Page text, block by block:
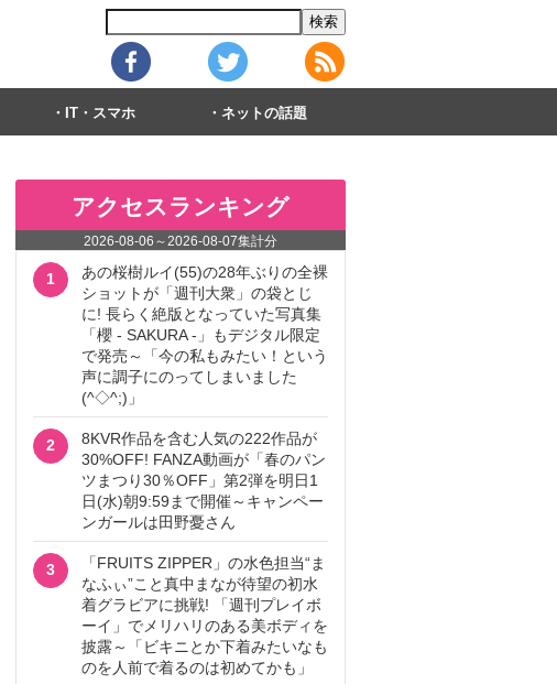
IT・スマホ ネットの話題
アクセスランキング
2026-08-06 ～2026-08-07集計分
1
あの桜樹ルイ(55)の28年ぶりの全裸
ショットが「週刊大衆」の袋とじ
に! 長らく絶版となっていた写真集
「櫻 - SAKURA -」もデジタル限定
で発売～「今の私もみたい！という
声に調子にのってしまいました
(^◇^;)」
2
8KVR作品を含む人気の222作品が
30%OFF! FANZA動画が「春のパン
ツまつり30％OFF」第2弾を明日1
日(水)朝9:59まで開催～キャンペー
ンガールは田野憂さん
3
「FRUITS ZIPPER」の水色担当“ま
なふぃ”こと真中まなが待望の初水
着グラビアに挑戦! 「週刊プレイボ
ーイ」でメリハリのある美ボディを
披露～「ビキニとか下着みたいなも
のを人前で着るのは初めてかも」